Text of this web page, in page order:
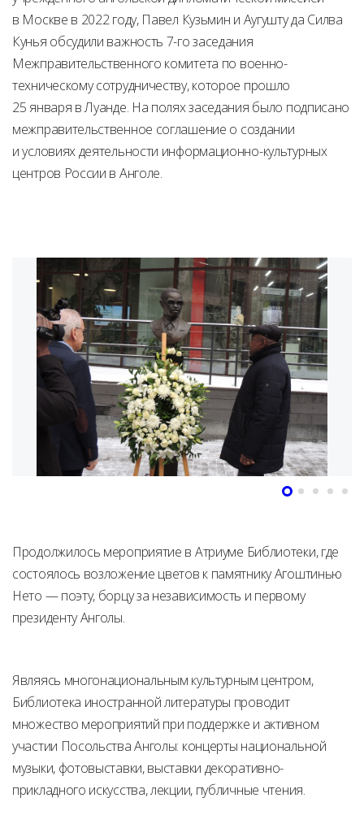
в Москве в 2022 году, Павел Кузьмин и Аугушту да Силва
Кунья обсудили важность 7-го заседания
Межправительственного комитета по военно-
техническому сотрудничеству, которое прошло
25 января в Луанде. На полях заседания было подписано
межправительственное соглашение о создании
и условиях деятельности информационно-культурных
центров России в Анголе.
Продолжилось мероприятие в Атриуме Библиотеки, где
состоялось возложение цветов к памятнику Агоштинью
Нето — поэту, борцу за независимость и первому
президенту Анголы.
Являясь многонациональным культурным центром,
Библиотека иностранной литературы проводит
множество мероприятий при поддержке и активном
участии Посольства Анголы: концерты национальной
музыки, фотовыставки, выставки декоративно-
прикладного искусства, лекции, публичные чтения.